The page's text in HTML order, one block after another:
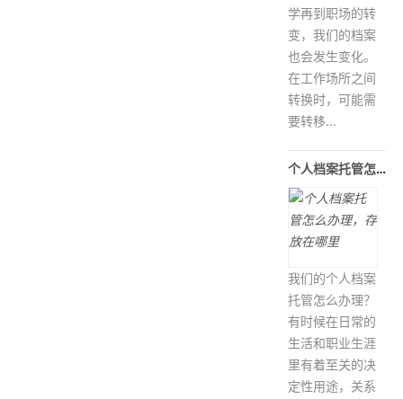
学再到职场的转
变，我们的档案
也会发生变化。
在工作场所之间
转换时，可能需
要转移...
个人档案托管怎么办理，存放在哪里
我们的个人档案
托管怎么办理？
有时候在日常的
生活和职业生涯
里有着至关的决
定性用途，关系